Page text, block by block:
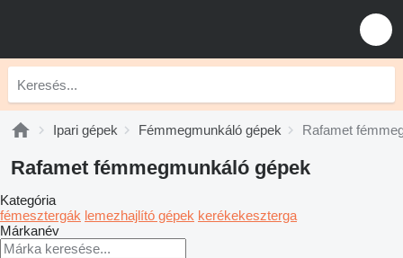
Ipari gépek Fémmegmunkáló gépek Rafamet
Rafamet fémmegmunkáló gépek
Kategória
fémesztergák lemezhajlító gépek kerékekeszterga
Márkanév